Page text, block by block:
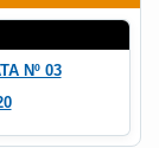
Nº 03